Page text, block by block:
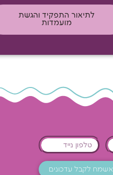
לתיאור התפקיד והגשת
מועמדות
אשמח לקבל עדכונים